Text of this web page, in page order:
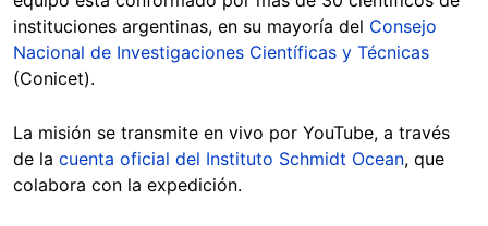
instituciones argentinas, en su mayoría del Consejo
Nacional de Investigaciones Científicas y Técnicas
(Conicet).
La misión se transmite en vivo por YouTube, a través
de la cuenta oficial del Instituto Schmidt Ocean, que
colabora con la expedición.